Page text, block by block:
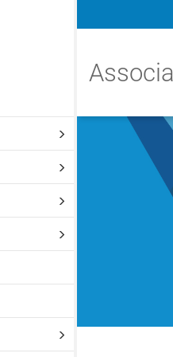
principal
de recherche
page